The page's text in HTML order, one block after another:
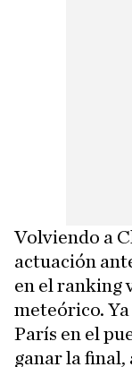
Volviendo a
actuación
en el ranking
meteórico.
París en el
ganar la final,